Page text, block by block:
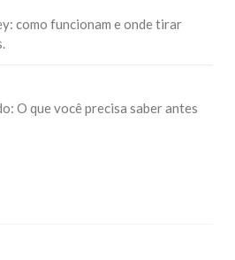
como funcionam e onde tirar
O que você precisa saber antes